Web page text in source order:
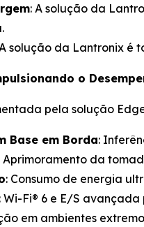
: A solução da
solução da Lantronix é
o
pela solução
Base em Borda:
Aprimoramento da
: Consumo de energia
: Wi-Fi® 6 e E/S
em ambientes